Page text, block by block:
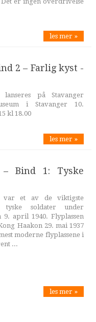
les mer »
2 – Farlig kyst -
lanseres på Stavanger
i Stavanger 10.
kl 18.00
les mer »
Bind 1: Tyske
var et av de viktigste
soldater under
9. april 1940. Flyplassen
Haakon 29. mai 1937
moderne flyplassene i
...
les mer »